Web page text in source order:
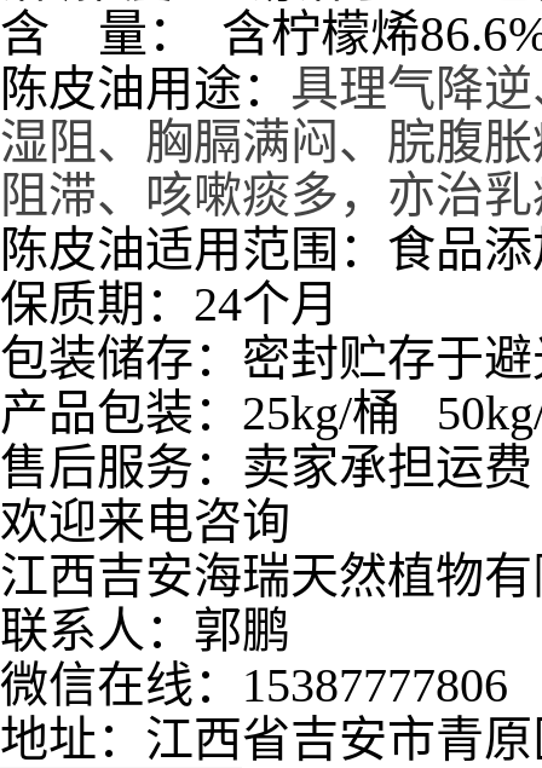
含
量： 含柠檬烯
陈皮油用途： 具理气降
湿阻、胸膈满闷、脘腹
阻滞、咳嗽痰多，亦治
陈皮油适用范围：食品
保质期：24个月
包装储存：密封贮存于
产品包装：25kg/桶
售后服务：卖家承担运
欢迎来电咨询
江西吉安海瑞天然植物
联系人：郭鹏
微信在线：15387777806
地址：江西省吉安市青